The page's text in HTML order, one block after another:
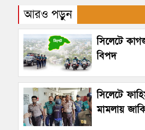
আরও পড়ুন
সিলেটে
বিপদ
সিলেটে
মামলায়